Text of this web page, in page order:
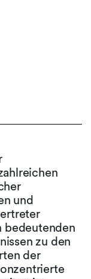
und
bedeutenden
zu den
der